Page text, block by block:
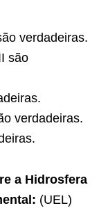
verdadeiras.
são
verdadeiras.
a Hidrosfera
(UEL)